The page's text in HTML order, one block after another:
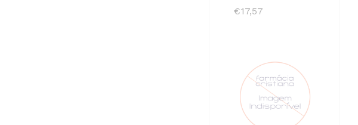
€17,57